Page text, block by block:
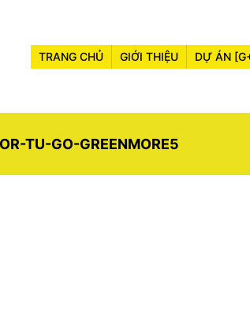
TRANG CHỦ GIỚI THIỆU DỰ ÁN
TU-GO-GREENMORE5